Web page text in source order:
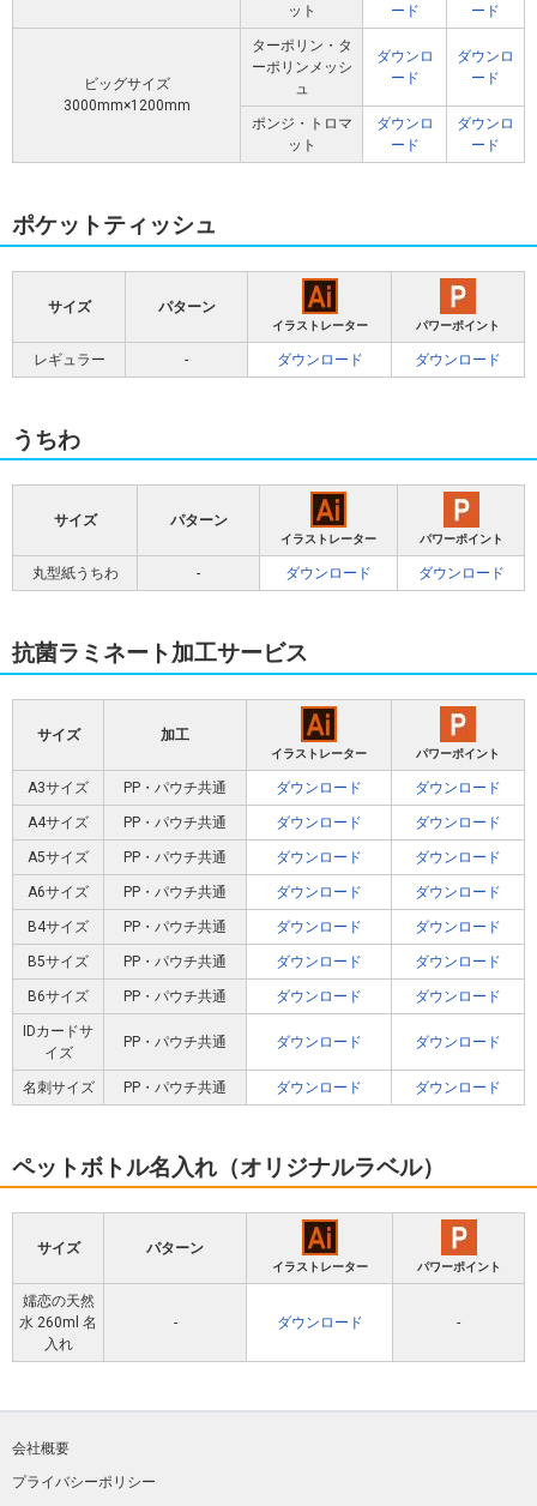
ット
ード
ード
ビッグサイズ
3000mm×1200mm
ターポリン・タ
ーポリンメッシ
ュ
ダウンロ
ード
ダウンロ
ード
ポンジ・トロマ
ット
ダウンロ
ード
ダウンロ
ード
ポケットティッシュ
サイズ パターン
イラストレーター パワーポイント
レギュラー - ダウンロード ダウンロード
うちわ
サイズ パターン
イラストレーター パワーポイント
丸型紙うちわ - ダウンロード ダウンロード
抗菌ラミネート加工サービス
サイズ 加工
イラストレーター パワーポイント
A3サイズ PP・パウチ共通 ダウンロード ダウンロード
A4サイズ PP・パウチ共通 ダウンロード ダウンロード
A5サイズ PP・パウチ共通 ダウンロード ダウンロード
A6サイズ PP・パウチ共通 ダウンロード ダウンロード
B4サイズ PP・パウチ共通 ダウンロード ダウンロード
B5サイズ PP・パウチ共通 ダウンロード ダウンロード
B6サイズ PP・パウチ共通 ダウンロード ダウンロード
IDカードサ
イズ
PP・パウチ共通 ダウンロード ダウンロード
名刺サイズ PP・パウチ共通 ダウンロード ダウンロード
ペットボトル名入れ（オリジナルラベル）
サイズ パターン
イラストレーター パワーポイント
嬬恋の天然
水 260ml 名
入れ
- ダウンロード -
会社概要
プライバシーポリシー